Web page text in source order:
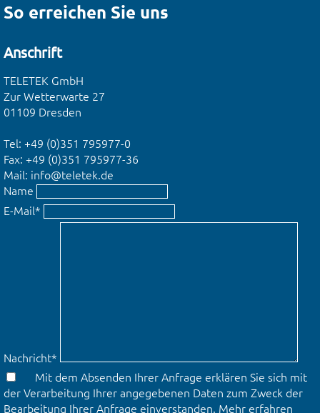
So erreichen Sie uns
Anschrift
TELETEK GmbH
Zur Wetterwarte 27
01109 Dresden
Tel: +49 (0)351 795977-0
Fax: +49 (0)351 795977-36
Mail: info@teletek.de
Name
E-Mail*
Nachricht*
Mit dem Absenden Ihrer Anfrage erklären Sie sich mit
der Verarbeitung Ihrer angegebenen Daten zum Zweck der
Bearbeitung Ihrer Anfrage einverstanden. Mehr erfahren